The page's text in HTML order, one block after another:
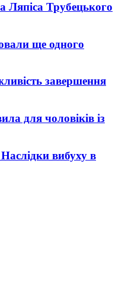
Ляпіса Трубецького
ще одного
завершення
для чоловіків із
вибуху в